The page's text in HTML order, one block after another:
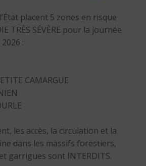
placent 5 zones en risque
TRÈS SÉVÈRE pour la journée
:
CAMARGUE
les accès, la circulation et la
dans les massifs forestiers,
garrigues sont INTERDITS.